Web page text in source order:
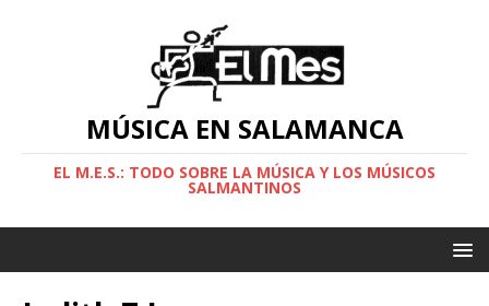
MÚSICA EN SALAMANCA
EL M.E.S.: TODO SOBRE LA MÚSICA Y LOS MÚSICOS
SALMANTINOS